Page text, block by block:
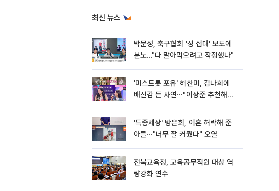
최신 뉴스
박문성, 축구협회 '성 접대' 보도에
분노…"다 말아먹으려고 작정했나"
'미스트롯 포유' 허찬미, 김나희에
배신감 든 사연⋯"이상준 추천해주
'특종세상' 방은희, 이혼 허락해 준
아들⋯"너무 잘 커줬다" 오열
전북교육청, 교육공무직원 대상 역
량강화 연수